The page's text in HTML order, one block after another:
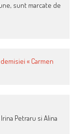
sunt marcate de
« Carmen
Petraru si Alina